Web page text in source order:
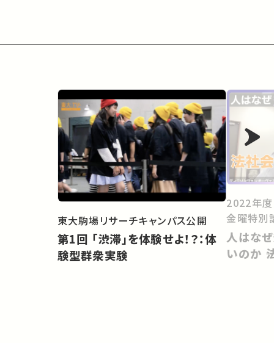
東大駒場リサーチキャンパス公開
第1回 「渋滞」を体験せよ！？：体
験型群衆実験
2022年度
金曜特別
人はな
いのか